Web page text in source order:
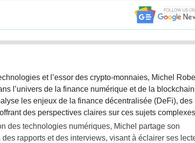
et l’essor des crypto-monnaies, Michel
l’univers de la finance numérique et de la
les enjeux de la finance décentralisée (DeFi), des
des perspectives claires sur ces sujets
des technologies numériques, Michel partage son
rapports et des interviews, visant à éclairer ses